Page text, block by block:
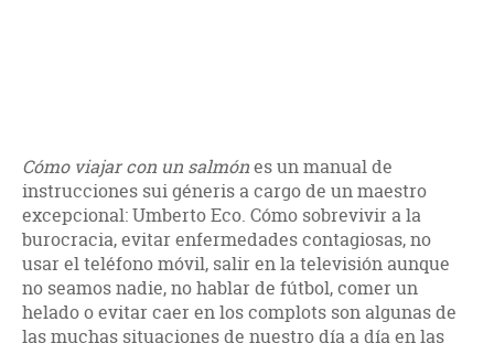
Cómo viajar con un salmónes un manual de
instrucciones sui géneris a cargo de un maestro
excepcional: Umberto Eco. Cómo sobrevivir a la
burocracia, evitar enfermedades contagiosas, no
usar el teléfono móvil, salir en la televisión aunque
no seamos nadie, no hablar de fútbol, comer un
helado o evitar caer en los complots son algunas de
las muchas situaciones de nuestro día a día en las